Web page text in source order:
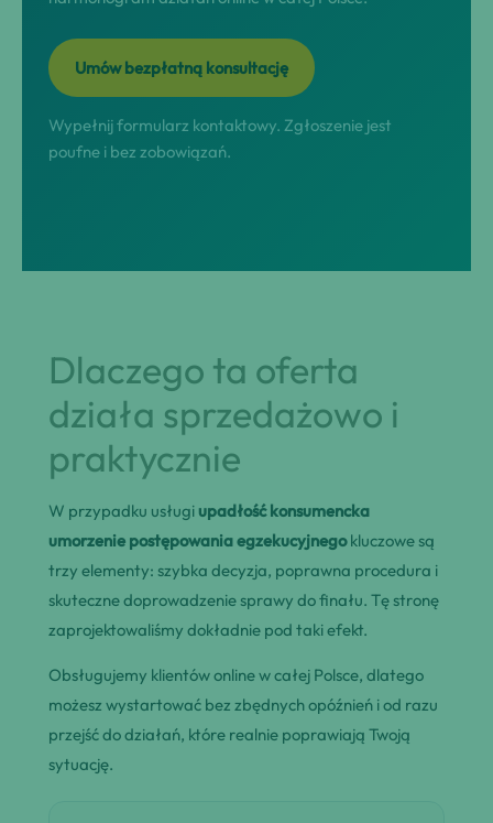
Umów bezpłatną konsultację
Wypełnij formularz kontaktowy. Zgłoszenie jest
poufne i bez zobowiązań.
Dlaczego ta oferta
działa sprzedażowo i
praktycznie
W przypadku usługi upadłość konsumencka
umorzenie postępowania egzekucyjnegokluczowe są
trzy elementy: szybka decyzja, poprawna procedura i
skuteczne doprowadzenie sprawy do finału. Tę stronę
zaprojektowaliśmy dokładnie pod taki efekt.
Obsługujemy klientów online w całej Polsce, dlatego
możesz wystartować bez zbędnych opóźnień i od razu
przejść do działań, które realnie poprawiają Twoją
sytuację.